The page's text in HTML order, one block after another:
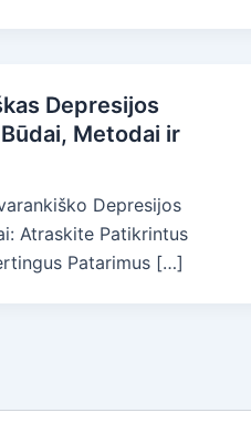
Depresijos
Metodai ir
Depresijos
Atraskite Patikrintus
Patarimus […]